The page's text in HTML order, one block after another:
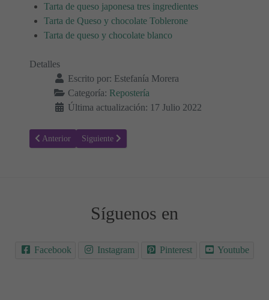
Tarta de queso japonesa tres ingredientes
Tarta de Queso y chocolate Toblerone
Tarta de queso y chocolate blanco
Detalles
Escrito por: Estefanía Morera
Categoría: Repostería
Última actualización: 17 Julio 2022
Artículo anterior: Receta para hacer Hummus de espinacas
Anterior Artículo siguiente: Receta para hacer Sándwich de
Siguiente
Síguenos en
Facebook Instagram Pinterest Youtube